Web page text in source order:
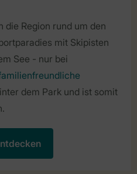
Region rund um den
mit Skipisten
See - nur bei
dem Park und ist somit